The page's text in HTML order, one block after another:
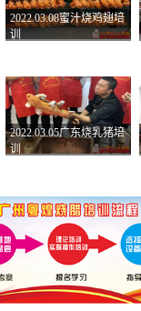
2022.03.08蜜汁烧鸡翅培
训
2022.03.05广东烧乳猪培
训